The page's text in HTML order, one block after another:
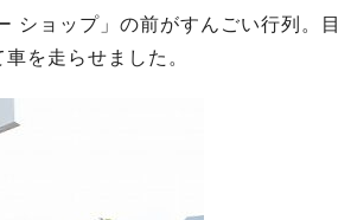
ショップ」の前がすんごい行列。目
を走らせました。